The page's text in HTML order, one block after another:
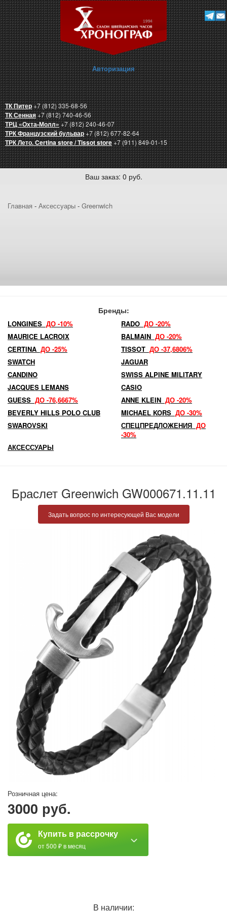
Авторизация
ТК Питер+7 (812) 335-68-56
ТК Сенная+7 (812) 740-46-56
ТРЦ «Охта-Молл»+7 (812) 240-46-07
ТРК Французский бульвар+7 (812) 677-82-64
ТРК Лето. Certina store / Tissot store+7 (911) 849-01-15
Ваш заказ: 0 руб.
Главная - Аксессуары - Greenwich
Бренды:
LONGINES ДО -10% RADO ДО -20%
MAURICE LACROIX
BALMAIN ДО -20%
CERTINA ДО -25% TISSOT ДО -37,6806%
SWATCH
JAGUAR
CANDINO
SWISS ALPINE MILITARY
JACQUES LEMANS
CASIO
GUESS ДО -76,6667% ANNE KLEIN ДО -20%
BEVERLY HILLS POLO CLUB
MICHAEL KORS ДО -30%
SWAROVSKI
СПЕЦПРЕДЛОЖЕНИЯ ДО
-30%
АКСЕССУАРЫ
Браслет Greenwich GW000671.11.11
Задать вопрос по интересующей Вас модели
Розничная цена:
3000 руб.
Купить в рассрочку
от 500 ₽ в месяц
В наличии: